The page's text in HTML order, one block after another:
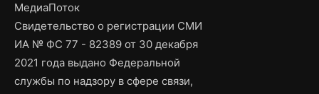
МедиаПоток
Свидетельство о регистрации СМИ
ИА № ФС 77 - 82389 от 30 декабря
2021 года выдано Федеральной
службы по надзору в сфере связи,